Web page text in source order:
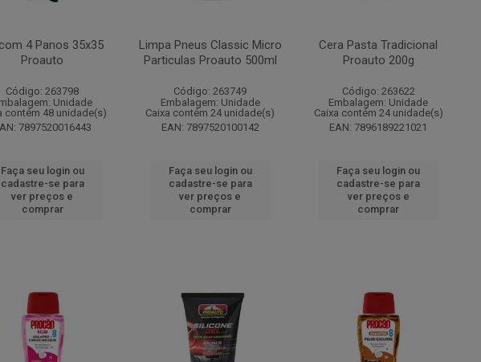
4 Panos 35x35
Proauto
Código: 263798
Unidade
contém 48 unidade(s)
7897520016443
Faça seu login ou
cadastre-se para
ver preços e
comprar
Limpa Pneus Classic Micro
Particulas Proauto 500ml
Código: 263749
Embalagem: Unidade
Caixa contém 24 unidade(s)
EAN: 7897520100142
Faça seu login ou
cadastre-se para
ver preços e
comprar
Cera Pasta Tradicional
Proauto 200g
Código: 263622
Embalagem: Unidade
Caixa contém 24 unidade(s)
EAN: 7896189221021
Faça seu login ou
cadastre-se para
ver preços e
comprar